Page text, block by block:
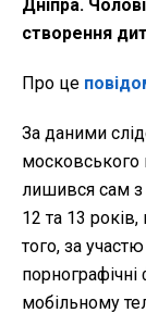
Дніпра.
створення
Про це
За даними
московського
лишився сам з
12 та 13
того, за
мобільному